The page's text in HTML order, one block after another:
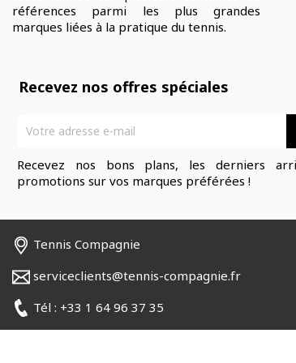
références parmi les plus grandes
marques liées à la pratique du tennis.
Recevez nos offres spéciales
Recevez nos bons plans, les derniers
promotions sur vos marques préférées !
Tennis Compagnie
serviceclients@tennis-compagnie.fr
Tél : +33 1 64 96 37 35